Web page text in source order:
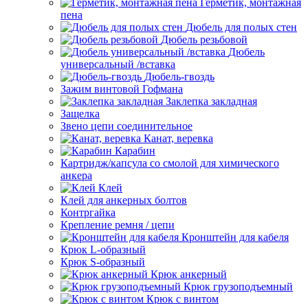
Герметик, монтажная
пена
Дюбель для полых стен
Дюбель резьбовой
Дюбель
универсальный /вставка
Дюбель-гвоздь
Зажим винтовой Гофмана
Заклепка закладная
Защелка
Звено цепи соединительное
Канат, веревка
Карабин
Картридж/капсула со смолой для химического
анкера
Клей
Клей для анкерных болтов
Контргайка
Крепление ремня / цепи
Кронштейн для кабеля
Крюк L-образный
Крюк S-образный
Крюк анкерный
Крюк грузоподъемный
Крюк с винтом